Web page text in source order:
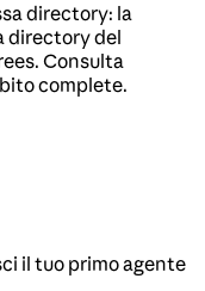
directory: la
directory del
Consulta
complete.
il tuo primo agente